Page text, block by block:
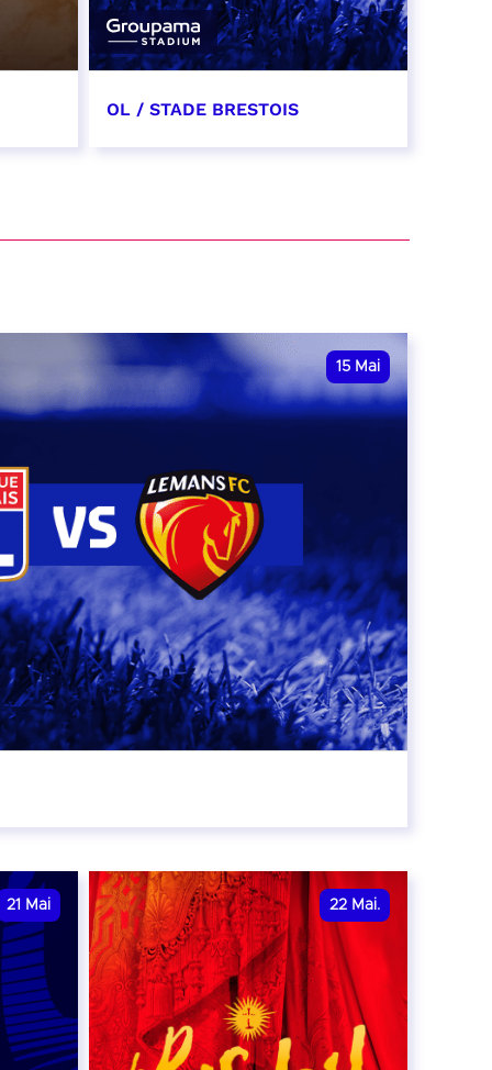
OL / STADE BRESTOIS
RÉSERVER
15 Mai
21 Mai 22 Mai.